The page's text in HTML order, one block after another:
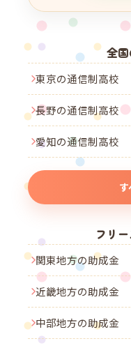
全
東京の通信制高校
長野の通信制高校
愛知の通信制高校
フリ
関東地方の助成金
近畿地方の助成金
中部地方の助成金